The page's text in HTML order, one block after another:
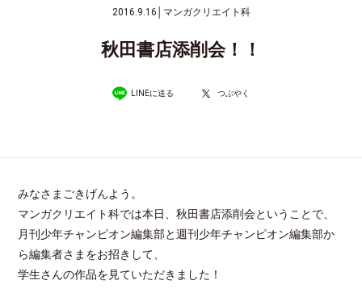
2016.9.16 マンガクリエイト科
秋田書店添削会！！
LINEに送る つぶやく
みなさまごきげんよう。
マンガクリエイト科では本日、秋田書店添削会ということで、
月刊少年チャンピオン編集部と週刊少年チャンピオン編集部か
ら編集者さまをお招きして、
学生さんの作品を見ていただきました！